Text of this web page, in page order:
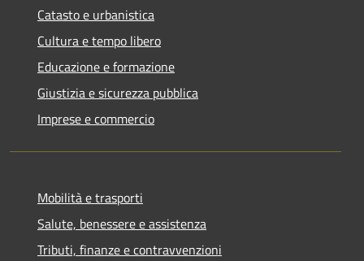
Catasto e urbanistica
Cultura e tempo libero
Educazione e formazione
Giustizia e sicurezza pubblica
Imprese e commercio
Mobilità e trasporti
Salute, benessere e assistenza
Tributi, finanze e contravvenzioni